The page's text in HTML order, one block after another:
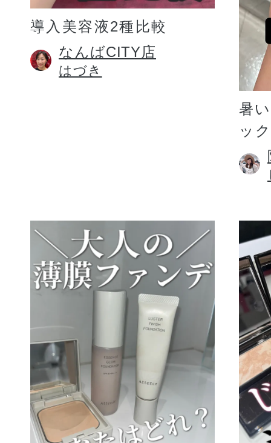
スキンクリア
クレンズオイル
スキンケア
メイクアップ
導入美容液2種比較
なんばCITY店
はづき
暑
ッ